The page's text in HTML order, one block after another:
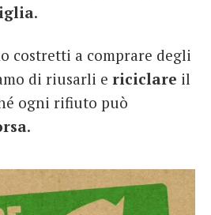
.
costretti a comprare degli
di riusarli e riciclare il
ogni rifiuto può
.